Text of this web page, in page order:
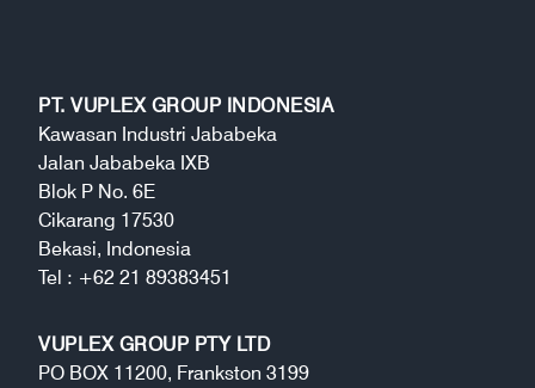
PT. VUPLEX GROUP INDONESIA
Kawasan Industri Jababeka
Jalan Jababeka IXB
Blok P No. 6E
Cikarang 17530
Bekasi, Indonesia
Tel : +62 21 89383451
VUPLEX GROUP PTY LTD
PO BOX 11200, Frankston 3199